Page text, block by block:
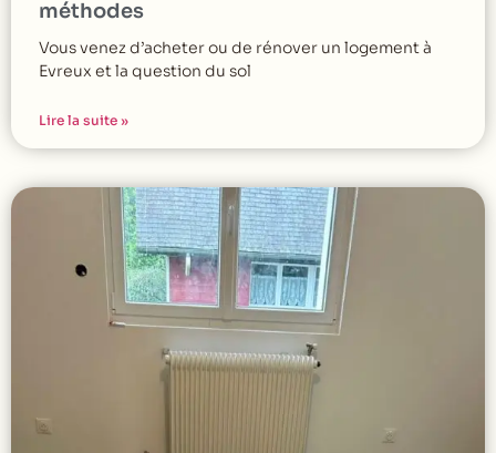
méthodes
Vous venez d’acheter ou de rénover un logement à
Evreux et la question du sol
Lire la suite »